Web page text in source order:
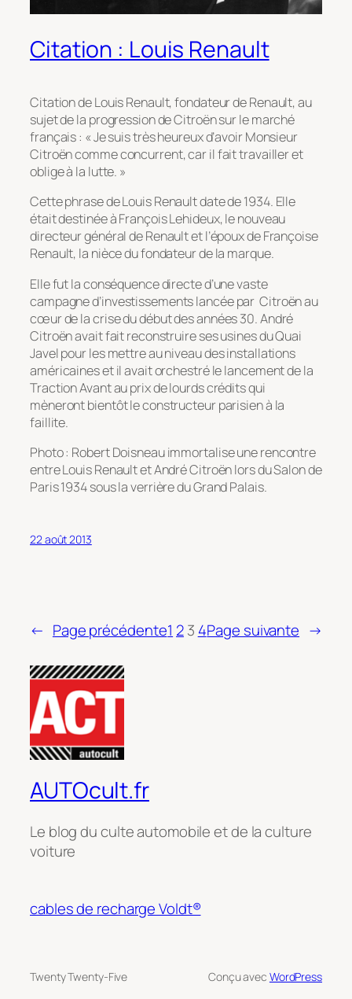
Citation : Louis Renault
Citation de Louis Renault, fondateur de Renault, au
sujet de la progression de Citroën sur le marché
français : « Je suis très heureux d’avoir Monsieur
Citroën comme concurrent, car il fait travailler et
oblige à la lutte. »
Cette phrase de Louis Renault date de 1934. Elle
était destinée à François Lehideux, le nouveau
directeur général de Renault et l’époux de Françoise
Renault, la nièce du fondateur de la marque.
Elle fut la conséquence directe d’une vaste
campagne d’investissements lancée par Citroën au
cœur de la crise du début des années 30. André
Citroën avait fait reconstruire ses usines du Quai
Javel pour les mettre au niveau des installations
américaines et il avait orchestré le lancement de la
Traction Avant au prix de lourds crédits qui
mèneront bientôt le constructeur parisien à la
faillite.
Photo : Robert Doisneau immortalise une rencontre
entre Louis Renault et André Citroën lors du Salon de
Paris 1934 sous la verrière du Grand Palais.
22 août 2013
← Page précédente1 23 4Page suivante →
AUTOcult.fr
Le blog du culte automobile et de la culture
voiture
cables de recharge Voldt®
Twenty Twenty-Five Conçu avec WordPress